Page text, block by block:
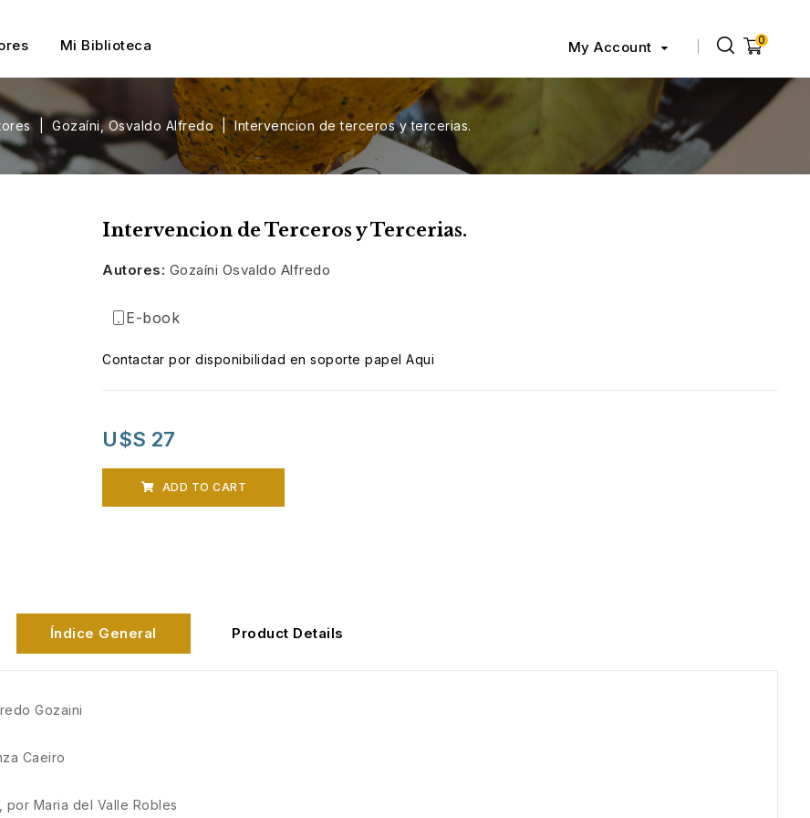
0
My Account
Mi Biblioteca
Gozaíni, Osvaldo Alfredo Intervencion de terceros y tercerias.
Intervencion de Terceros y Tercerias.
Autores: Gozaíni Osvaldo Alfredo
E-book
Contactar por disponibilidad en soporte papel Aqui
U$S 27
ADD TO CART
Índice General Product Details
Gozaini
Caeiro
Maria del Valle Robles